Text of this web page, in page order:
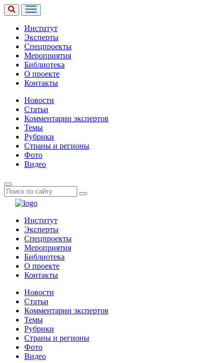
Институт
Эксперты
Спецпроекты
Мероприятия
Библиотека
О проекте
Контакты
Новости
Статьи
Комментарии экспертов
Темы
Рубрики
Страны и регионы
Фото
Видео
Институт
Эксперты
Спецпроекты
Мероприятия
Библиотека
О проекте
Контакты
Новости
Статьи
Комментарии экспертов
Темы
Рубрики
Страны и регионы
Фото
Видео